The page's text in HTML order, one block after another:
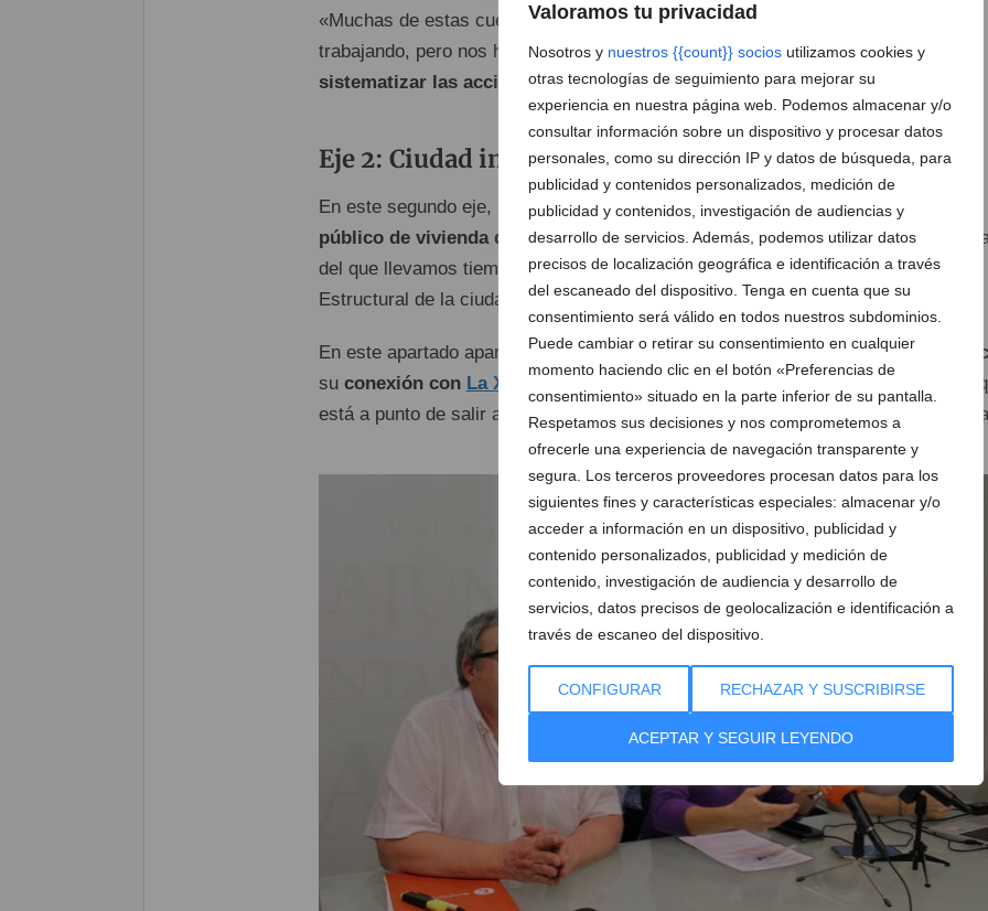
Valoramos tu privacidad
Nosotros y nuestros {{count}} socios utilizamos cookies y
otras tecnologías de seguimiento para mejorar su
experiencia en nuestra página web. Podemos almacenar y/o
consultar información sobre un dispositivo y procesar datos
personales, como su dirección IP y datos de búsqueda, para
publicidad y contenidos personalizados, medición de
publicidad y contenidos, investigación de audiencias y
desarrollo de servicios. Además, podemos utilizar datos
precisos de localización geográfica e identificación a través
del escaneado del dispositivo. Tenga en cuenta que su
consentimiento será válido en todos nuestros subdominios.
Puede cambiar o retirar su consentimiento en cualquier
momento haciendo clic en el botón «Preferencias de
consentimiento» situado en la parte inferior de su pantalla.
Respetamos sus decisiones y nos comprometemos a
ofrecerle una experiencia de navegación transparente y
segura. Los terceros proveedores procesan datos para los
siguientes fines y características especiales: almacenar y/o
acceder a información en un dispositivo, publicidad y
contenido personalizados, publicidad y medición de
contenido, investigación de audiencia y desarrollo de
servicios, datos precisos de geolocalización e identificación a
través de escaneo del dispositivo.
CONFIGURAR RECHAZAR Y SUSCRIBIRSE
ACEPTAR Y SEGUIR LEYENDO
«Muchas de estas cuestiones –ha matizado la concejala– ya las estamos
trabajando, pero nos hace falta este documento de Agenda Urbana para
sistematizar las acciones».
Eje 2: Ciudad integrada y cohesionada
En este segundo eje, la primera acción propuesta es lacreación de un parque
público de vivienda de alquiler asequibleyviviendas colaborativas, «un
del que llevamos tiempo hablando y que ha sido contemplado en el Plan General
Estructural de la ciudad».
En este apartado aparece también la necesidad dereforzar el transporte
su conexión con La Xara
. Y en este punto, Ripoll ha recordado
está a punto de salir a licitación el contrato del nuevo transporte público de